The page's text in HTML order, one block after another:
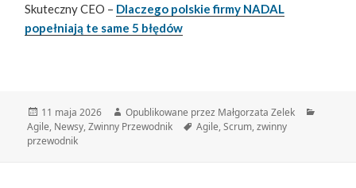
Skuteczny CEO – Dlaczego polskie firmy NADAL
popełniają te same 5 błędów
Data
publikacji
11 maja 2026 Autor
Opublikowane przez Małgorzata Zelek
Agile, Newsy,Zwinny Przewodnik Tagi
Agile,Scrum,zwinny
przewodnik